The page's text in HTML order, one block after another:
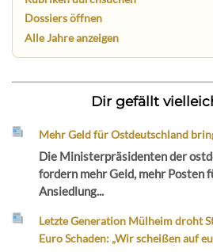
Dossiers öffnen
Alle Jahre anzeigen
Dir gefällt
Mehr Geld für Ostdeutschland
Die Ministerpräsidenten der
fordern mehr Geld, mehr Posten
Ansiedlung...
Letzte Generation Mülheim droht
Euro Schaden: „Wir scheißen auf